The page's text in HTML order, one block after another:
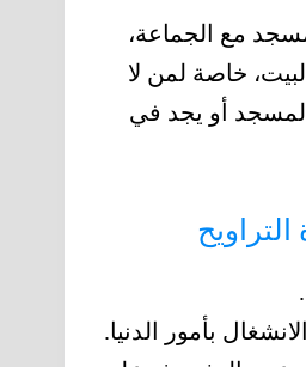
مع الجماعة،
خاصة لمن لا
أو يجد في
بأمور الدنيا.